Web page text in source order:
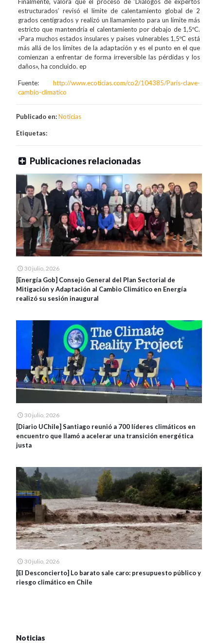
estructurados’ revisó el límite de calentamiento global de 2
grados centígrados y realizó un llamamiento para un límite más
estricto que mantendría el calentamiento por debajo de 1,5ºC.
«Para muchos estados insulares y países vulnerables 1,5ºC está
más allá de los límites de la adaptación y es el punto en el que
comienzan a enfrentar de forma irreversible las pérdidas y los
daños», ha concluido. ep
Fuente:http://www.ecoticias.com/co2/104385/Paris-clave-
cambio-climatico
Publicado en:Noticias
Etiquetas:
Publicaciones relacionadas
30 julio, 2026
[Energía Gob] Consejo General del Plan Sectorial de
Mitigación y Adaptación al Cambio Climático en Energía
realizó su sesión inaugural
30 julio, 2026
[Diario UChile] Santiago reunió a 700 líderes climáticos en
encuentro que llamó a acelerar una transición energética
justa
30 julio, 2026
[El Desconcierto] Lo barato sale caro: presupuesto público y
riesgo climático en Chile
Noticias